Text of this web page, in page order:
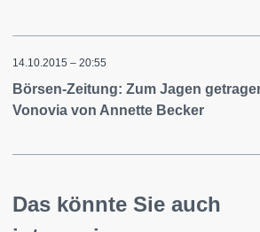
14.10.2015 – 20:55
Börsen-Zeitung: Zum Jagen
Vonovia von Annette Becker
Das könnte Sie auch